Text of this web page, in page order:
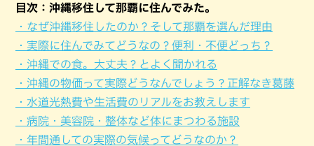
目次：沖縄移住して那覇に住んでみた。
・なぜ沖縄移住したのか？そして那覇を選んだ理由
・実際に住んでみてどうなの？便利・不便どっち？
・沖縄での食。大丈夫？とよく聞かれる
・沖縄の物価って実際どうなんでしょう？正解なき葛藤
・水道光熱費や生活費のリアルをお教えします
・病院・美容院・整体など体にまつわる施設
・年間通しての実際の気候ってどうなのか？